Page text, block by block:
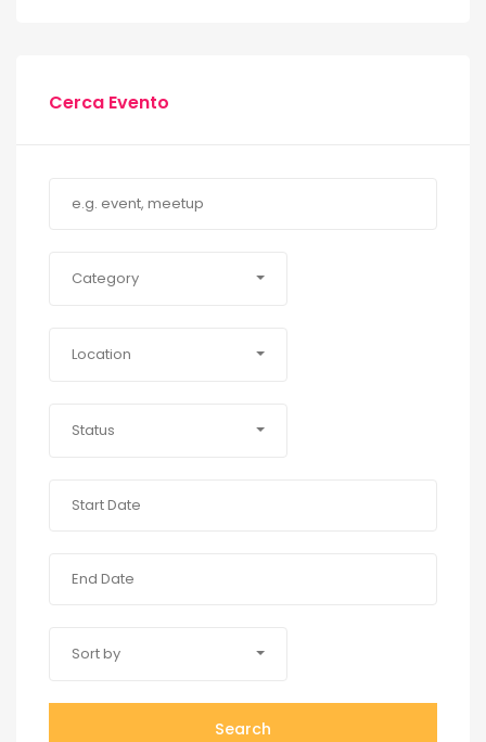
Cerca Evento
Category
Location
Status
Sort by
Search